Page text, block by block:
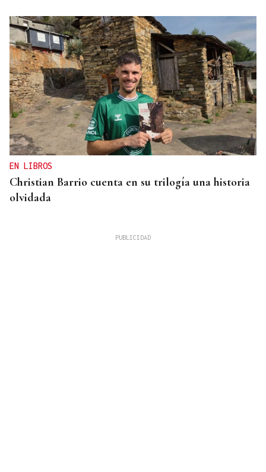
EN LIBROS
Christian Barrio cuenta en su trilogía una historia
olvidada